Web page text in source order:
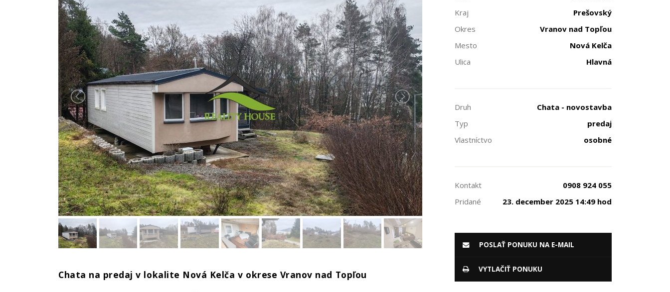
Chata na predaj v lokalite Nová Kelča v okrese Vranov nad Topľou
Kraj
Prešovský
Okres
Vranov nad Topľou
Mesto
Nová Kelča
Ulica
Hlavná
Druh
Chata - novostavba
Typ
predaj
Vlastníctvo
osobné
Kontakt
0908 924 055
Pridané
23. december 2025 14:49 hod
POSLAŤ PONUKU NA E-MAIL
VYTLAČIŤ PONUKU